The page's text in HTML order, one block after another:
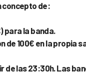
concepto de:
para la banda.
de 100€ en la propia
de las 23:30h. Las